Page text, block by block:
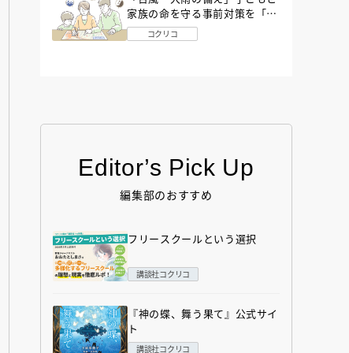
家族の命を守る事前対策を「防
災アドバイザー」が解説
コクリコ
Editor’s Pick Up
編集部のおすすめ
フリースクールという選択
講談社コクリコ
『神の蝶、舞う果て』公式サイ
ト
講談社コクリコ